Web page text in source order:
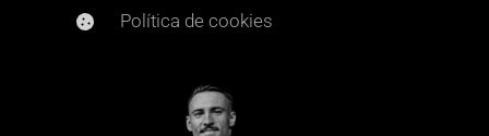
Política de cookies